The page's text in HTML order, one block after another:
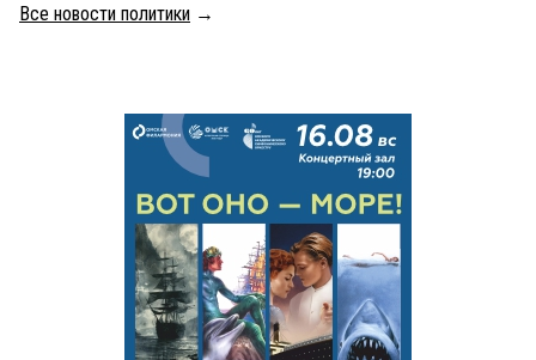
Все новости политики →